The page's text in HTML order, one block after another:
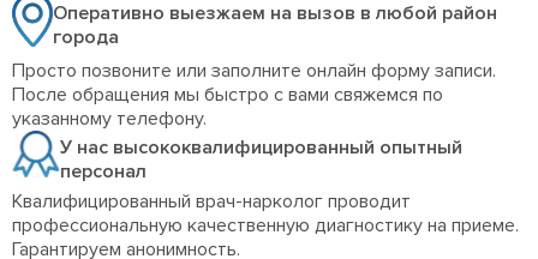
Оперативно выезжаем на вызов в любой район
города
Просто позвоните или заполните онлайн форму записи.
После обращения мы быстро с вами свяжемся по
указанному телефону.
У нас высококвалифицированный опытный
персонал
Квалифицированный врач-нарколог проводит
профессиональную качественную диагностику на приеме.
Гарантируем анонимность.